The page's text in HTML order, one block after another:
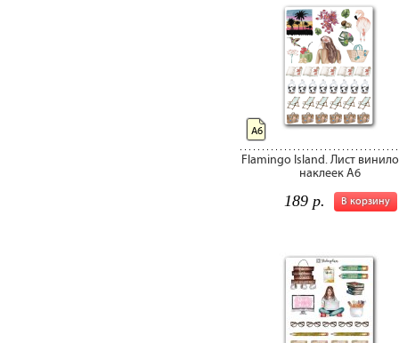
Flamingo Island. Лист
наклеек А6
В корзину
189 р.
А6